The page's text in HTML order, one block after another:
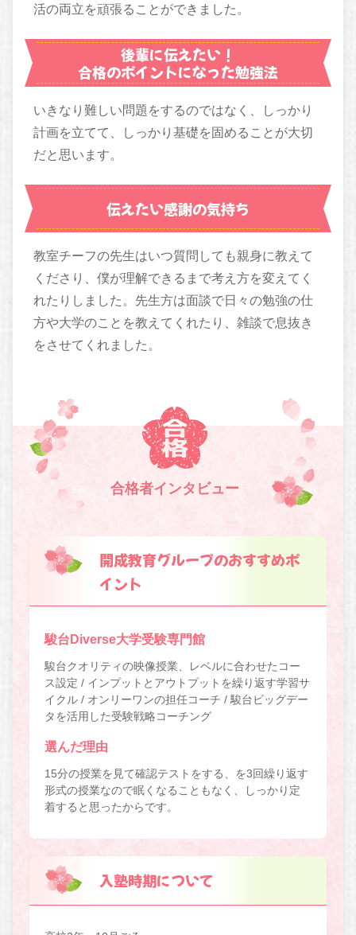
活の両立を頑張ることができました。
後輩に伝えたい！
合格のポイントになった勉強法
いきなり難しい問題をするのではなく、しっかり
計画を立てて、しっかり基礎を固めることが大切
だと思います。
伝えたい感謝の気持ち
教室チーフの先生はいつ質問しても親身に教えて
くださり、僕が理解できるまで考え方を変えてく
れたりしました。先生方は面談で日々の勉強の仕
方や大学のことを教えてくれたり、雑談で息抜き
をさせてくれました。
合格者インタビュー
開成教育グループのおすすめポ
イント
駿台Diverse大学受験専門館
駿台クオリティの映像授業、レベルに合わせたコー
ス設定 / インプットとアウトプットを繰り返す学習サ
イクル / オンリーワンの担任コーチ / 駿台ビッグデー
タを活用した受験戦略コーチング
選んだ理由
15分の授業を見て確認テストをする、を3回繰り返す
形式の授業なので眠くなることもなく、しっかり定
着すると思ったからです。
入塾時期について